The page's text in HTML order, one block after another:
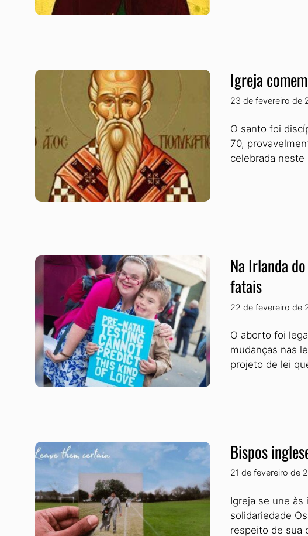
Igreja
23 de fevereiro de
O santo foi
70,
celebrada
Na Irlanda
fatais
22 de fevereiro de
O aborto foi
mudanças nas
projeto de lei
Bispos
21 de fevereiro de
Igreja se une
solidariedade
respeito de sua